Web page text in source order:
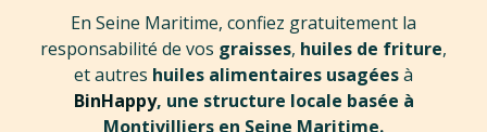
En Seine Maritime, confiez gratuitement la
responsabilité de vos graisses, huiles de friture,
et autres huiles alimentaires usagéesà
BinHappy, une structure locale basée à
Montivilliers en Seine Maritime.